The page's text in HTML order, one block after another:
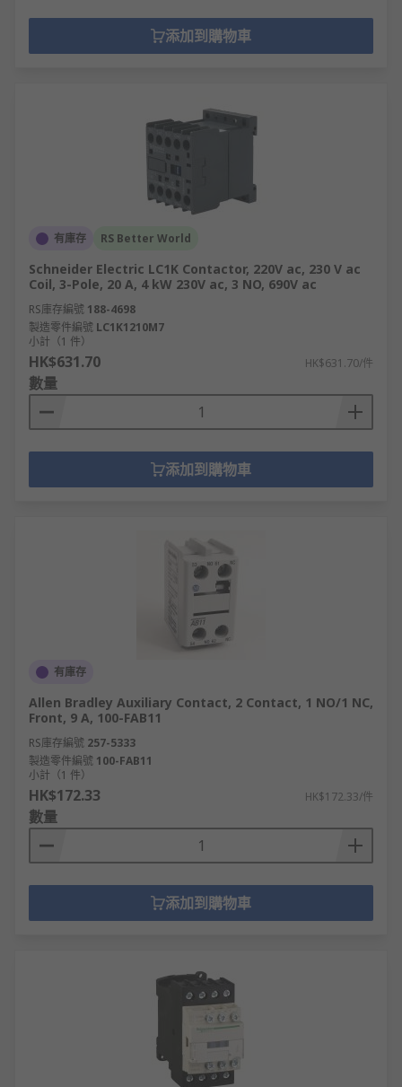
添加到購物車
有庫存 RS Better World
Schneider Electric LC1K Contactor, 220V ac, 230 V ac
Coil, 3-Pole, 20 A, 4 kW 230V ac, 3 NO, 690V ac
RS庫存編號 188-4698
製造零件編號 LC1K1210M7
小計（1 件）
HK$631.70 HK$631.70/件
數量
添加到購物車
有庫存
Allen Bradley Auxiliary Contact, 2 Contact, 1 NO/1 NC,
Front, 9 A, 100-FAB11
RS庫存編號 257-5333
製造零件編號 100-FAB11
小計（1 件）
HK$172.33 HK$172.33/件
數量
添加到購物車